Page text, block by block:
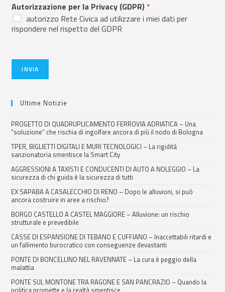
Autorizzazione per la Privacy (GDPR) *
autorizzo Rete Civica ad utilizzare i miei dati per
rispondere nel rispetto del GDPR
INVIA
Ultime Notizie
PROGETTO DI QUADRUPLICAMENTO FERROVIA ADRIATICA – Una
“soluzione” che rischia di ingolfare ancora di più il nodo di Bologna
TPER, BIGLIETTI DIGITALI E MURI TECNOLOGICI – La rigidità
sanzionatoria smentisce la Smart City
AGGRESSIONI A TAXISTI E CONDUCENTI DI AUTO A NOLEGGIO – La
sicurezza di chi guida è la sicurezza di tutti
EX SAPABA A CASALECCHIO DI RENO – Dopo le alluvioni, si può
ancora costruire in aree a rischio?
BORGO CASTELLO A CASTEL MAGGIORE – Alluvione: un rischio
strutturale e prevedibile
CASSE DI ESPANSIONE DI TEBANO E CUFFIANO – Inaccettabili ritardi e
un fallimento burocratico con conseguenze devastanti
PONTE DI BONCELLINO NEL RAVENNATE – La cura è peggio della
malattia
PONTE SUL MONTONE TRA RAGONE E SAN PANCRAZIO – Quando la